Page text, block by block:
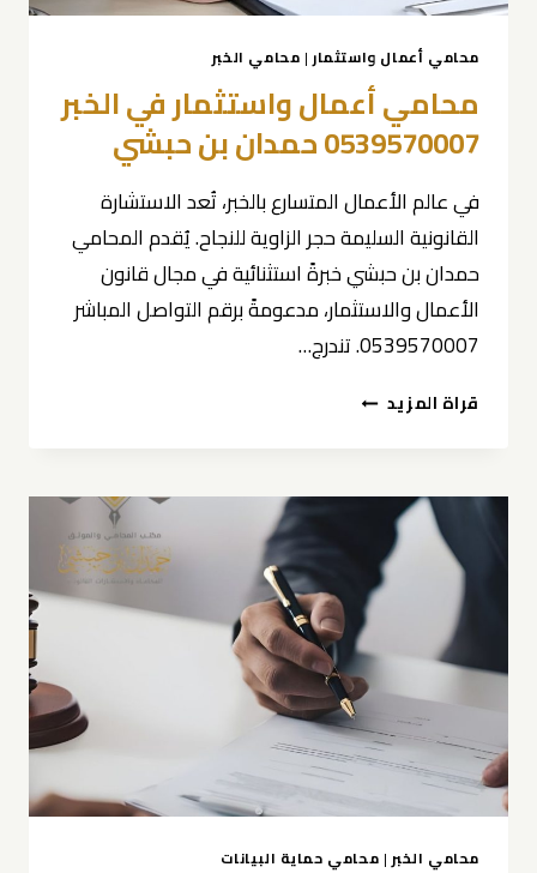
محامي أعمال واستثمار| محامي الخبر
محامي أعمال واستثمار في الخبر
0539570007 حمدان بن حبشي
في عالم الأعمال المتسارع بالخبر، تُعد الاستشارة
القانونية السليمة حجر الزاوية للنجاح. يُقدم المحامي
حمدان بن حبشي خبرةً استثنائية في مجال قانون
الأعمال والاستثمار، مدعومةً برقم التواصل المباشر
0539570007. تندرج…
قراة المزيد محامي
0539570007
حمدان
بن
حبشي
محامي الخبر| محامي حماية البيانات